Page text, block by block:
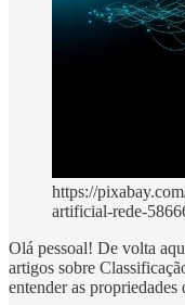
https://
artificial-rede-
Olá pessoal! De volta
artigos sobre
entender as